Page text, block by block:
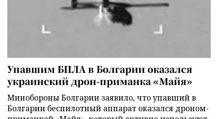
Упавшим БПЛА в Болгарии оказался
украинский дрон-приманка «Майя»
Минобороны Болгарии заявило, что упавший в
Болгарии беспилотный аппарат оказался дроном-